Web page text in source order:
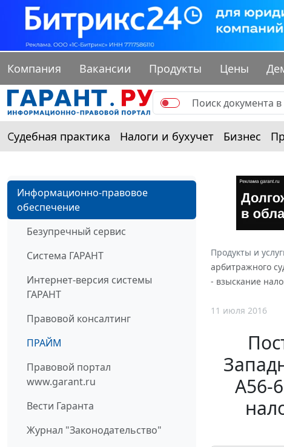
Компания Вакансии Продукты Цены
Судебная практика Налоги и бухучет Бизнес
Информационно-правовое
обеспечение
Безупречный сервис
Система ГАРАНТ
Интернет-версия системы
ГАРАНТ
Правовой консалтинг
ПРАЙМ
Правовой портал
www.garant.ru
Вести Гаранта
Журнал "Законодательство"
Продукты и
арбитражного
- взыскание
11 июля 2016
А56-